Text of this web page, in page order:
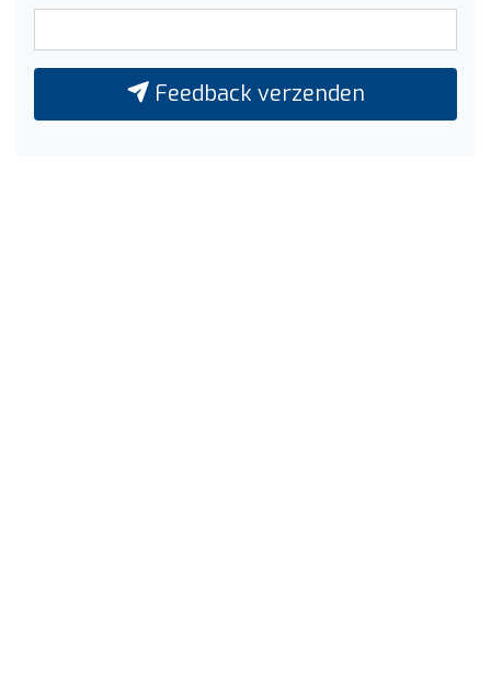
Feedback verzenden